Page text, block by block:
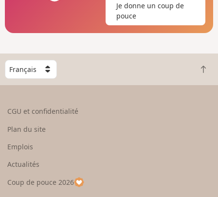
Je donne un coup de
pouce
C
h
o
e
u
p
R
e
CGU et confidentialité
Plan du site
Emplois
Actualités
Coup de pouce 2026